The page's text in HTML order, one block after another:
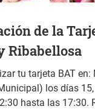
de la
Ribabellosa
tu tarjeta BAT en:
los días
hasta las 17:30.